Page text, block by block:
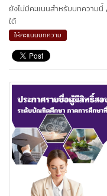
ยังไม่มีคะแนนสำหรับบทความนี้
ใต้
ให้คะแนนบทความ